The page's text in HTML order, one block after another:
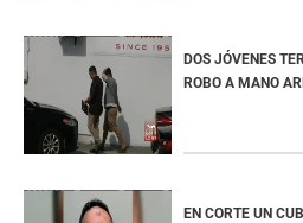
DOS JÓVENES
ROBO A MANO
EN CORTE UN